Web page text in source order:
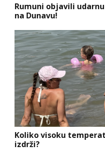
Rumuni objavili
na Dunavu!
Koliko visoku
izdrži?